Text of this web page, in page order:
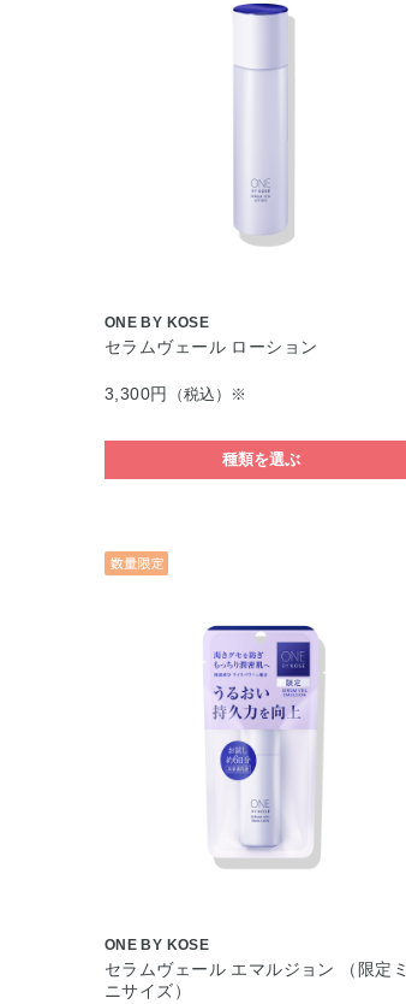
ONE BY KOSE
セラムヴェール ローション
3,300円 （税込）※
種類を選ぶ
ONE BY KOSE
セラムヴェール エマルジョン （限定ミ
ニサイズ）